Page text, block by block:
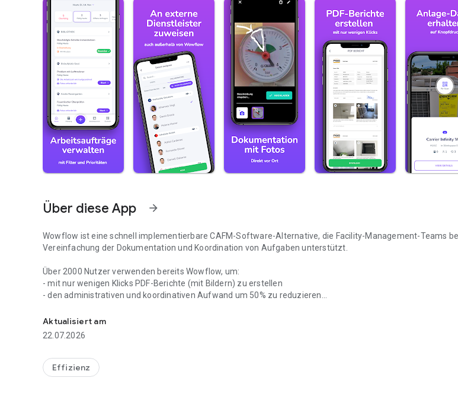
Über diese App arrow_forward
Wowflow ist eine schnell implementierbare CAFM-Software-Alternative, die Facility-Management-Teams
Vereinfachung der Dokumentation und Koordination von Aufgaben unterstützt.
Über 2000 Nutzer verwenden bereits Wowflow, um:
- mit nur wenigen Klicks PDF-Berichte (mit Bildern) zu erstellen
- den administrativen und koordinativen Aufwand um 50% zu reduzieren
Sind Sie ein Facility-Management-Team, das einen operativen Engpass hat und den Kauf eines CAFM-
Laden Sie noch heute die Wowflow-App kostenlos herunter
Aktualisiert am
22.07.2026
Effizienz